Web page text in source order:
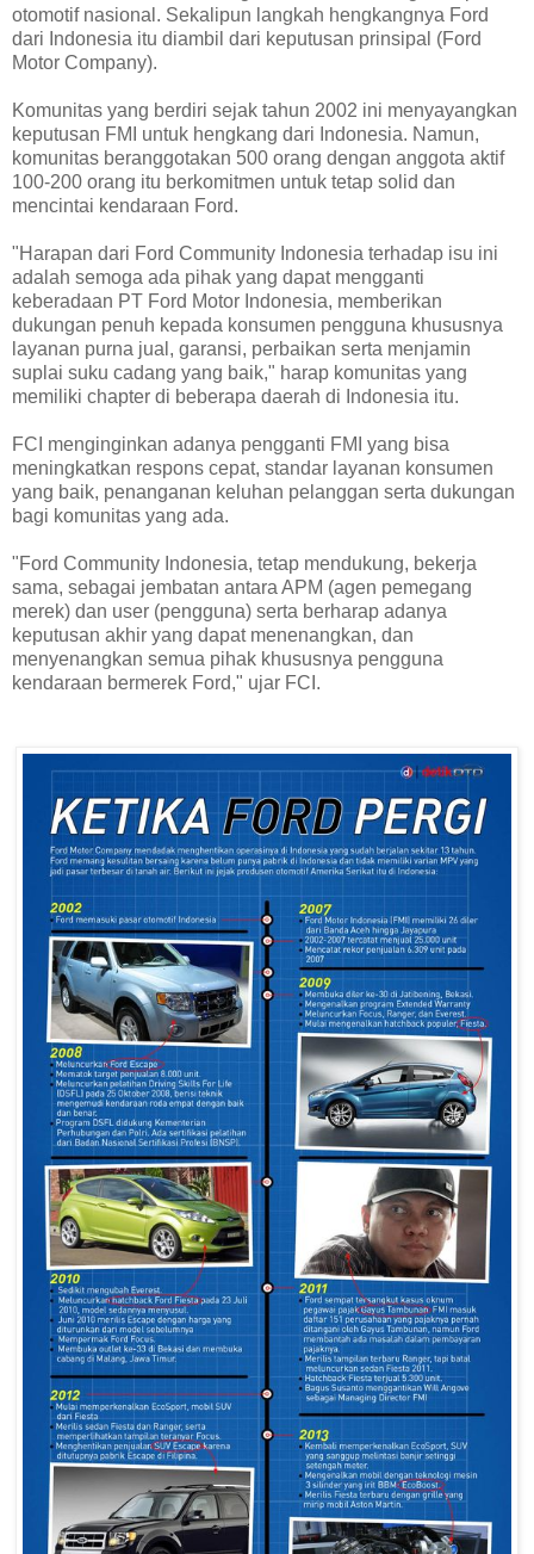
otomotif nasional. Sekalipun langkah hengkangnya Ford
dari Indonesia itu diambil dari keputusan prinsipal (Ford
Motor Company).
Komunitas yang berdiri sejak tahun 2002 ini menyayangkan
keputusan FMI untuk hengkang dari Indonesia. Namun,
komunitas beranggotakan 500 orang dengan anggota aktif
100-200 orang itu berkomitmen untuk tetap solid dan
mencintai kendaraan Ford.
"Harapan dari Ford Community Indonesia terhadap isu ini
adalah semoga ada pihak yang dapat mengganti
keberadaan PT Ford Motor Indonesia, memberikan
dukungan penuh kepada konsumen pengguna khususnya
layanan purna jual, garansi, perbaikan serta menjamin
suplai suku cadang yang baik," harap komunitas yang
memiliki chapter di beberapa daerah di Indonesia itu.
FCI menginginkan adanya pengganti FMI yang bisa
meningkatkan respons cepat, standar layanan konsumen
yang baik, penanganan keluhan pelanggan serta dukungan
bagi komunitas yang ada.
"Ford Community Indonesia, tetap mendukung, bekerja
sama, sebagai jembatan antara APM (agen pemegang
merek) dan user (pengguna) serta berharap adanya
keputusan akhir yang dapat menenangkan, dan
menyenangkan semua pihak khususnya pengguna
kendaraan bermerek Ford," ujar FCI.